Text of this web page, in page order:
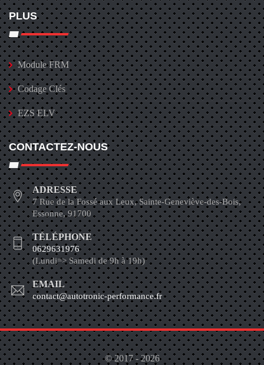
PLUS
Module FRM
Codage Clés
EZS ELV
CONTACTEZ-NOUS
ADRESSE
7 Rue de la Fossé aux Leux, Sainte-Geneviève-des-Bois,
Essonne, 91700
TÉLÉPHONE
0629631976
(Lundi=> Samedi de 9h à 19h)
EMAIL
contact@autotronic-performance.fr
© 2017 - 2026